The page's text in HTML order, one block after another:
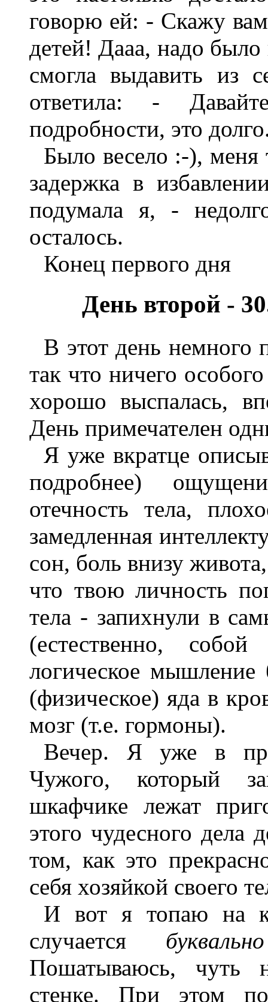
говорю ей: - Скажу
детей! Дааа, надо
смогла выдавить из
ответила: -
подробности, это
Было весело :-), меня
задержка в
подумала я, -
осталось.
Конец первого дня
День второй -
В этот день немного
так что ничего
хорошо выспалась,
День примечателен
Я уже вкратце
подробнее)
отечность тела,
замедленная
сон, боль внизу
что твою личность
тела - запихнули в
(естественно,
логическое
(физическое) яда в
мозг (т.е. гормоны).
Вечер. Я уже в
Чужого, который
шкафчике лежат
этого чудесного дела
том, как это
себя хозяйкой своего
И вот я топаю на
случается буквально
Пошатываюсь, чуть
стенке. При этом